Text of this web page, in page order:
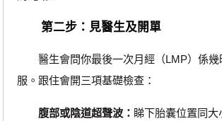
第二步：見醫生及開單
醫生會問你最後一次月經（LMP）係幾
服。跟住會開三項基礎檢查：
腹部或陰道超聲波： 睇下胎囊位置同大